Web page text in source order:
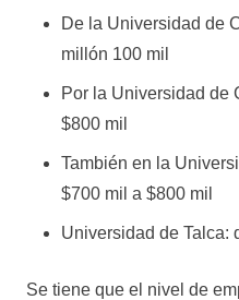
De la Universidad de
millón 100 mil
Por la Universidad de
$800 mil
También en la
$700 mil a $800 mil
Universidad de Talca:
Se tiene que el nivel de